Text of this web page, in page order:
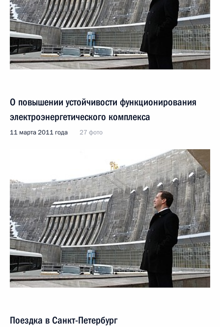
О повышении устойчивости функционирования
электроэнергетического комплекса
11 марта 2011 года 27 фото
Поездка в Санкт-Петербург